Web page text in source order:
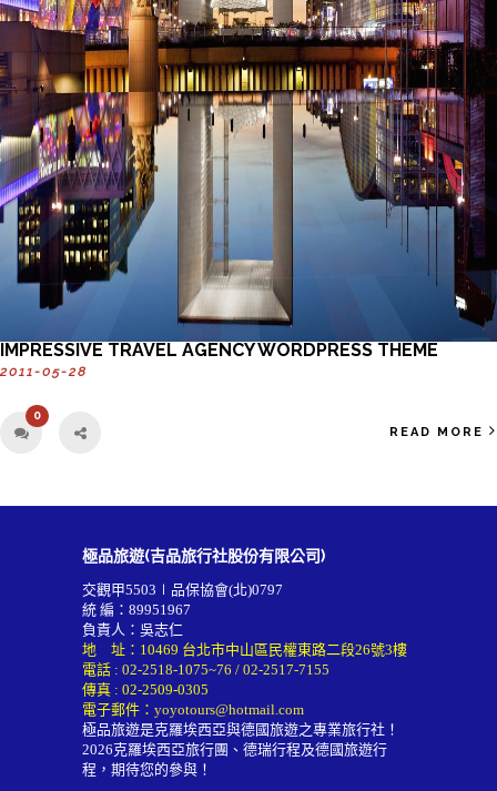
IMPRESSIVE TRAVEL AGENCY WORDPRESS THEME
2011-05-28
0
READ MORE
極品旅遊(吉品旅行社股份有限公司)
交觀甲5503∣品保協會(北)0797
統 編：89951967
負責人：吳志仁
地 址：10469 台北市中山區民權東路二段26號3樓
電話 : 02-2518-1075~76 / 02-2517-7155
傳真 : 02-2509-0305
電子郵件： yoyotours@hotmail.com
極品旅遊是克羅埃西亞與德國旅遊之專業旅行社！
2026克羅埃西亞旅行團 、德瑞行程及德國旅遊行
程 ，期待您的參與！